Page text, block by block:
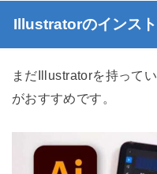
Illustratorのインス
まだIllustratorを持って
がおすすめです。